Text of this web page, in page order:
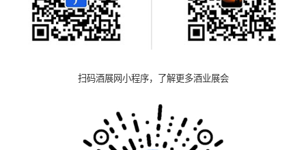
扫码酒展网小程序，了解更多酒业展会